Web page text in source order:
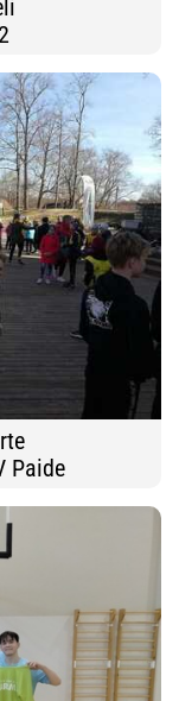
Paide